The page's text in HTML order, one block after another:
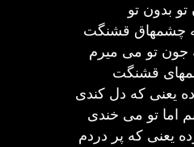
بدون تو
چشمهاق قشنگت
جون تو می میرم
قشنگت
یعنی که دل کندی
اما تو می خندی
یعنی که پر دردم